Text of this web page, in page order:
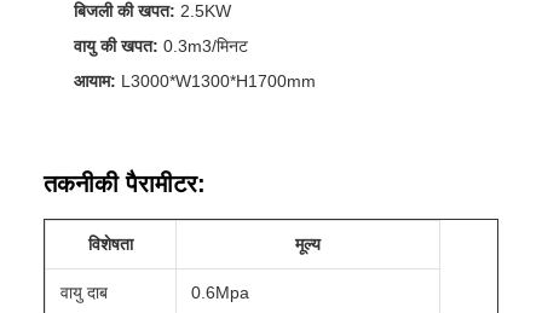
बिजली की खपत: 2.5KW
वायु की खपत: 0.3m3/मिनट
आयाम: L3000*W1300*H1700mm
तकनीकी पैरामीटर:
विशेषता मूल्य
वायु दाब 0.6Mpa